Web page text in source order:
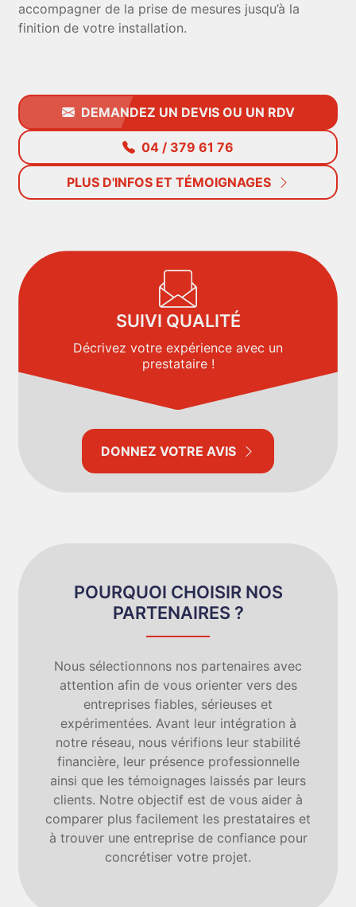
accompagner de la prise de mesures jusqu’à la
finition de votre installation.
DEMANDEZ UN DEVIS OU UN RDV
04 / 379 61 76
PLUS D'INFOS ET TÉMOIGNAGES
SUIVI QUALITÉ
Décrivez votre expérience avec un
prestataire !
DONNEZ VOTRE AVIS
POURQUOI CHOISIR NOS
PARTENAIRES ?
Nous sélectionnons nos partenaires avec
attention afin de vous orienter vers des
entreprises fiables, sérieuses et
expérimentées. Avant leur intégration à
notre réseau, nous vérifions leur stabilité
financière, leur présence professionnelle
ainsi que les témoignages laissés par leurs
clients. Notre objectif est de vous aider à
comparer plus facilement les prestataires et
à trouver une entreprise de confiance pour
concrétiser votre projet.